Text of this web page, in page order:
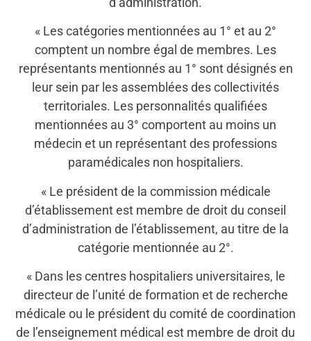
« Les catégories mentionnées au 1° et au 2°
comptent un nombre égal de membres. Les
représentants mentionnés au 1° sont désignés en
leur sein par les assemblées des collectivités
territoriales. Les personnalités qualifiées
mentionnées au 3° comportent au moins un
médecin et un représentant des professions
paramédicales non hospitaliers.
« Le président de la commission médicale
d’établissement est membre de droit du conseil
d’administration de l’établissement, au titre de la
catégorie mentionnée au 2°.
« Dans les centres hospitaliers universitaires, le
directeur de l’unité de formation et de recherche
médicale ou le président du comité de coordination
de l’enseignement médical est membre de droit du